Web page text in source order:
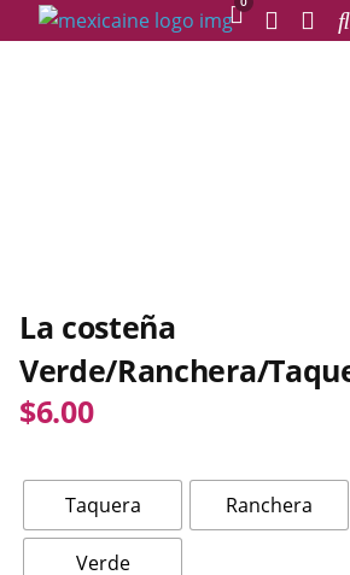
La costeña
Verde/Ranchera/
$6.00
Taquera Ranchera
Verde